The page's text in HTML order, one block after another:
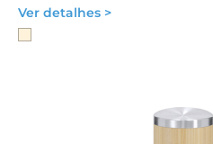
Ver detalhes >